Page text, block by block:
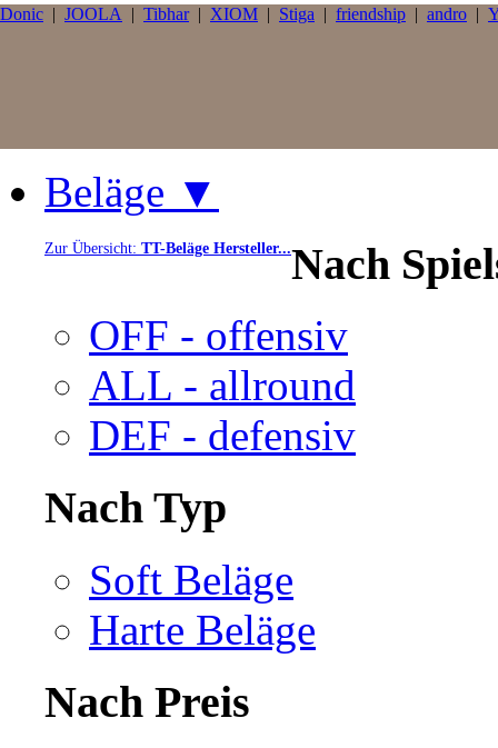
Donic | JOOLA | Tibhar| XIOM | Stiga | friendship | andro |
Beläge ▼
Zur Übersicht: TT-Beläge Hersteller...Nach
OFF - offensiv
ALL - allround
DEF - defensiv
Nach Typ
Soft Beläge
Harte Beläge
Nach Preis